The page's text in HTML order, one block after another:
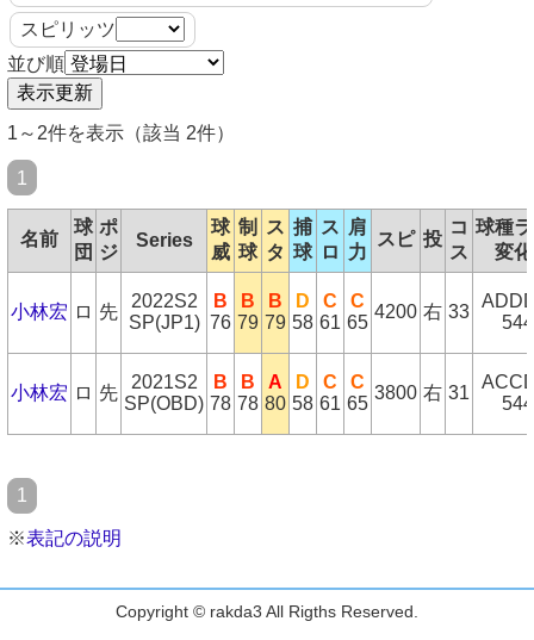
スピリッツ
並び順
1～2件を表示（該当 2件）
1
名前
球
団
ポ
ジ
Series
球
威
制
球
ス
タ
捕
球
ス
ロ
肩
力
スピ 投
コ
ス
球種
変
小林宏 ロ 先
2022S2
SP(JP1)
B
76
B
79
B
79
D
58
C
61
C
65
4200 右 33
小林宏 ロ 先
2021S2
SP(OBD)
B
78
B
78
A
80
D
58
C
61
C
65
3800 右 31
1
※表記の説明
Copyright © rakda3 All Rigths Reserved.